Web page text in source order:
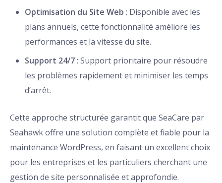
Optimisation du Site Web : Disponible avec les
plans annuels, cette fonctionnalité améliore les
performances et la vitesse du site.
Support 24/7: Support prioritaire pour résoudre
les problèmes rapidement et minimiser les temps
d’arrêt.
Cette approche structurée garantit que SeaCare par
Seahawk offre une solution complète et fiable pour la
maintenance WordPress, en faisant un excellent choix
pour les entreprises et les particuliers cherchant une
gestion de site personnalisée et approfondie.